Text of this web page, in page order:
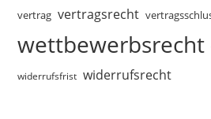
vertrag vertragsrecht
wettbewerbsrecht
widerrufsfrist widerrufsrecht